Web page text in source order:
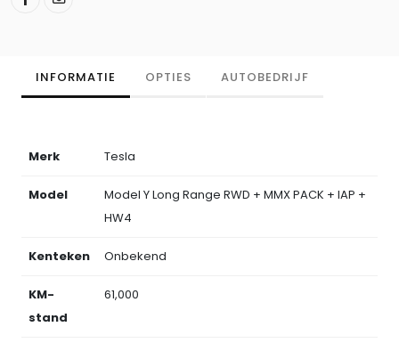
INFORMATIE OPTIES AUTOBEDRIJF
Merk Tesla
Model
Model Y Long Range RWD + MMX PACK + IAP +
HW4
Kenteken Onbekend
KM-
stand
61,000